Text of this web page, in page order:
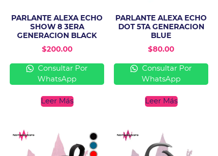
PARLANTE ALEXA ECHO
SHOW 8 3ERA
GENERACION BLACK
$200.00
Consultar Por
WhatsApp
Leer Más
PARLANTE ALEXA ECHO
DOT 5TA GENERACION
BLUE
$80.00
Consultar Por
WhatsApp
Leer Más